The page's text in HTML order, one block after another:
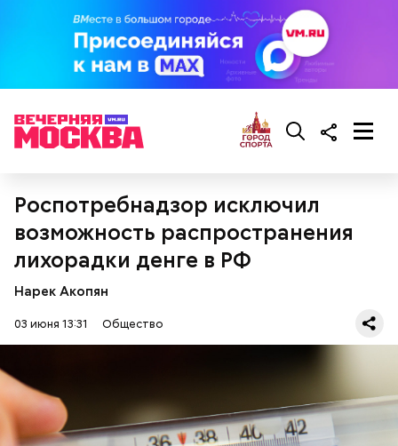
Роспотребнадзор исключил
возможность распространения
лихорадки денге в РФ
Нарек Акопян
03 июня 13:31 Общество